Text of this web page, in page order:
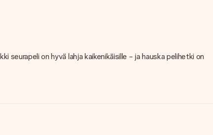
seurapeli on hyvä lahja kaikenikäisille - ja hauska pelihetki on